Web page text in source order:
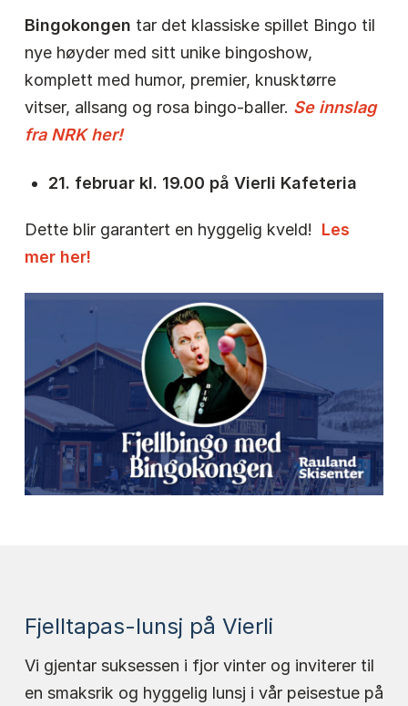
Bingokongen tar det klassiske spillet Bingo til
nye høyder med sitt unike bingoshow,
komplett med humor, premier, knusktørre
vitser, allsang og rosa bingo-baller. Se innslag
fra NRK her!
21. februar kl. 19.00 på Vierli Kafeteria
Dette blir garantert en hyggelig kveld!
Les
mer her!
Fjelltapas-lunsj på Vierli
Vi gjentar suksessen i fjor vinter og inviterer til
en smaksrik og hyggelig lunsj i vår peisestue på